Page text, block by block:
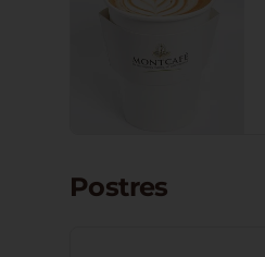
Postres